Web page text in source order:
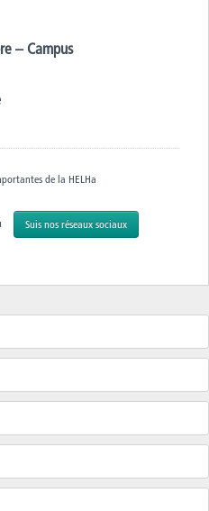
– Campus
de la HELHa
Suis nos réseaux sociaux